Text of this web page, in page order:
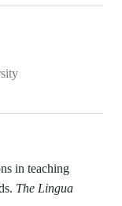
in teaching
The Lingua